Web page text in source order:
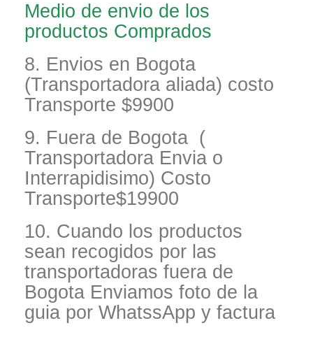
Medio de envio de los
productos Comprados
8. Envios en Bogota
(Transportadora aliada) costo
Transporte $9900
9. Fuera de Bogota (
Transportadora Envia o
Interrapidisimo) Costo
Transporte$19900
10. Cuando los productos
sean recogidos por las
transportadoras fuera de
Bogota Enviamos foto de la
guia por WhatssApp y factura